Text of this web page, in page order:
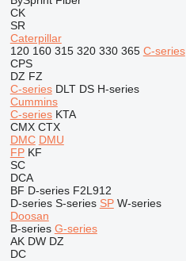
CK
SR
Caterpillar
120 160 315 320 330 365 C-series
CPS
DZ FZ
C-series DLT DS H-series
Cummins
C-series KTA
CMX CTX
DMC DMU
FP KF
SC
DCA
BF D-series F2L912
D-series S-series SP W-series
Doosan
B-series G-series
AK DW DZ
DC